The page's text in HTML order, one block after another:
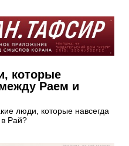
которые
Раем и
люди, которые навсегда
Рай?